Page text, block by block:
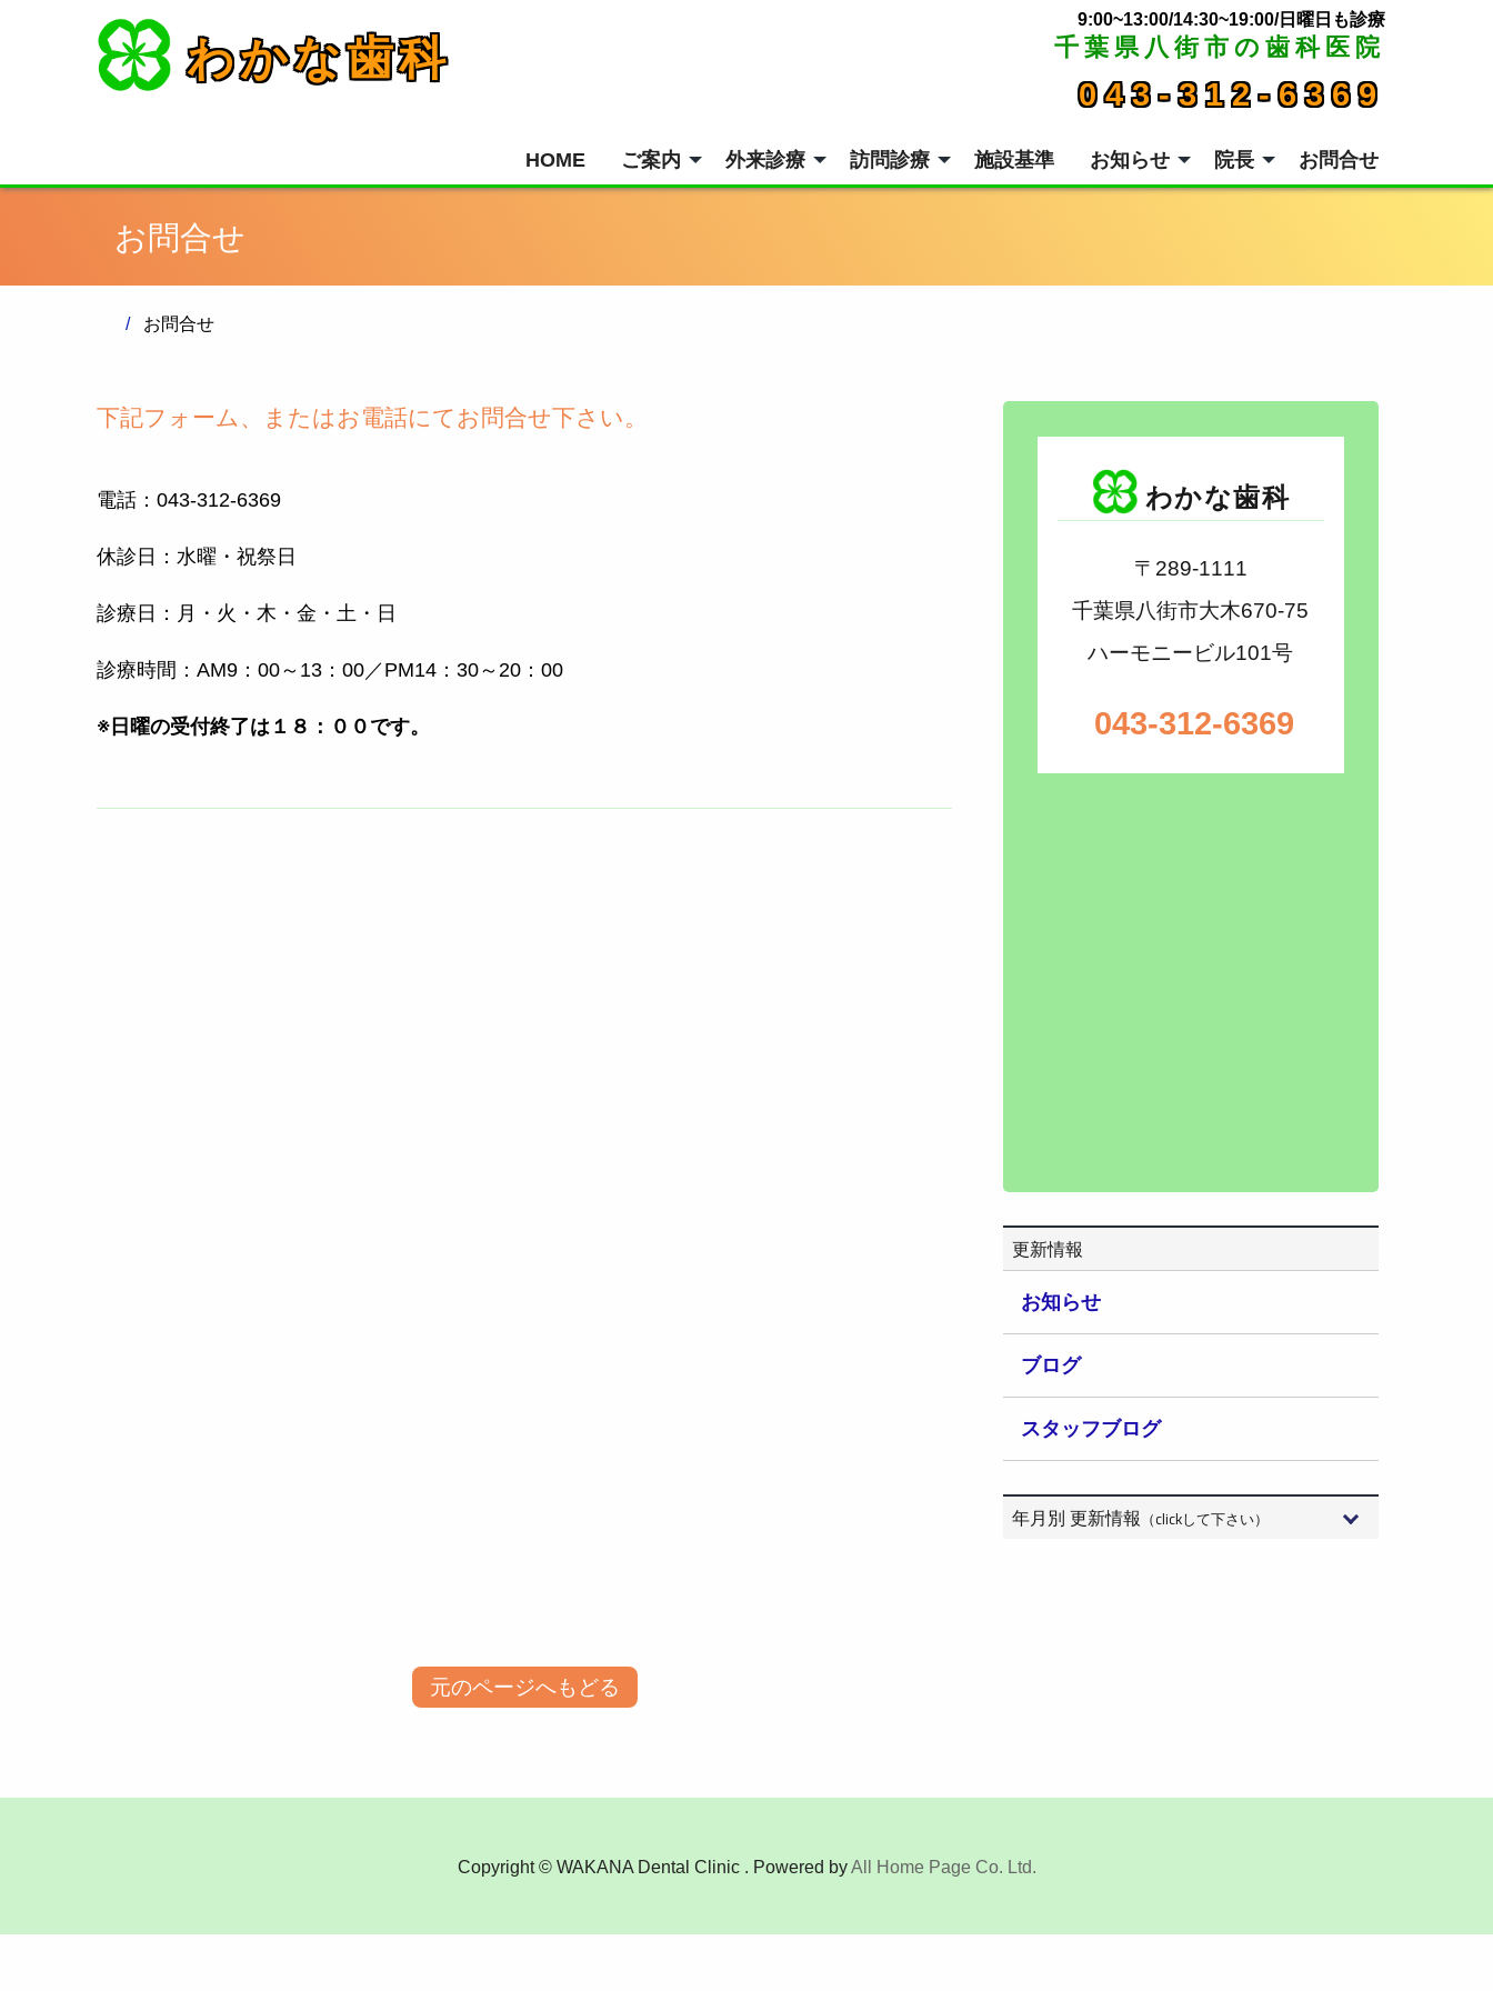
わかな歯科 9:00~13:00/14:30~19:00/日曜日も診療
千葉県八街市の歯科医院
043-312-6369
HOME ご案内 外来診療 訪問診療 施設基準 お知らせ 院長 お問合せ
お問合せ
お問合せ
下記フォーム、またはお電話にてお問合せ下さい。
電話：043-312-6369
休診日：水曜・祝祭日
診療日：月・火・木・金・土・日
診療時間：AM9：00～13：00／PM14：30～20：00
※日曜の受付終了は１８：００です。
元のページへもどる
わかな歯科
〒289-1111
千葉県八街市大木670-75
ハーモニービル101号
043-312-6369
更新情報
お知らせ
ブログ
スタッフブログ
年月別 更新情報 （clickして下さい）
Copyright © WAKANA Dental Clinic . Powered byAll Home Page Co. Ltd.